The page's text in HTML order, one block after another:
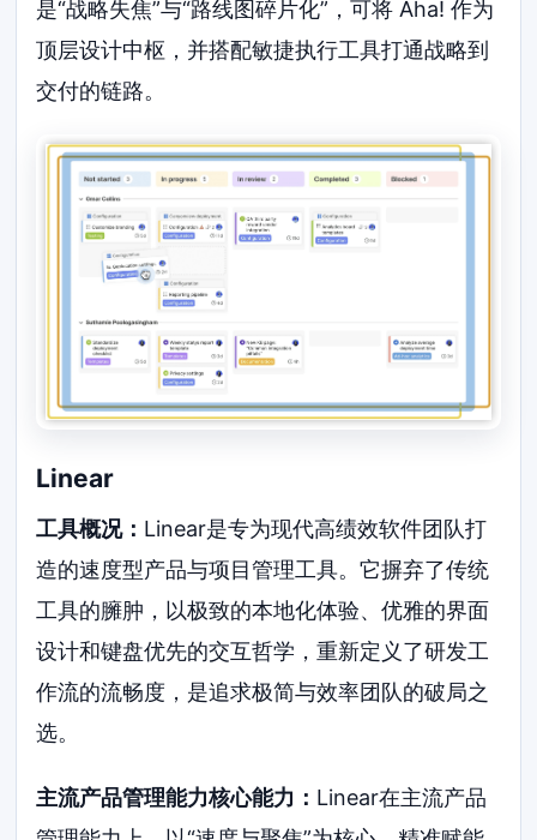
是“战略失焦”与“路线图碎片化”，可将 Aha! 作为
顶层设计中枢，并搭配敏捷执行工具打通战略到
交付的链路。
Linear
工具概况： Linear是专为现代高绩效软件团队打
造的速度型产品与项目管理工具。它摒弃了传统
工具的臃肿，以极致的本地化体验、优雅的界面
设计和键盘优先的交互哲学，重新定义了研发工
作流的流畅度，是追求极简与效率团队的破局之
选。
主流产品管理能力核心能力： Linear在主流产品